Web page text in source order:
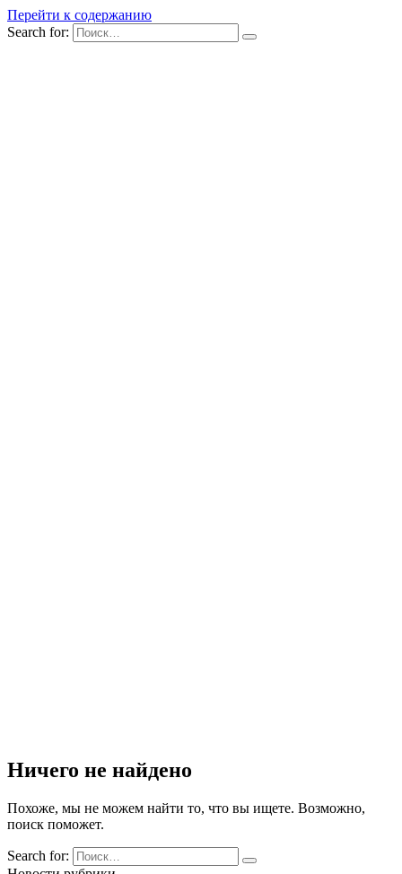
Перейти к содержанию
Search for:
Ничего не найдено
Похоже, мы не можем найти то, что вы ищете. Возможно,
поиск поможет.
Search for: